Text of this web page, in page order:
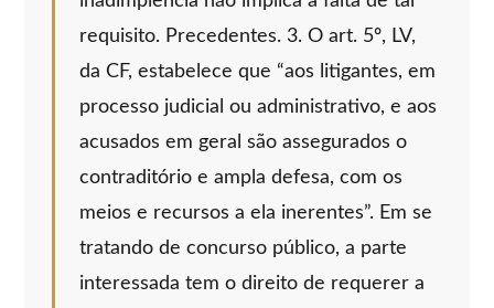
requisito. Precedentes. 3. O art. 5º, LV,
da CF, estabelece que “aos litigantes, em
processo judicial ou administrativo, e aos
acusados em geral são assegurados o
contraditório e ampla defesa, com os
meios e recursos a ela inerentes”. Em se
tratando de concurso público, a parte
interessada tem o direito de requerer a